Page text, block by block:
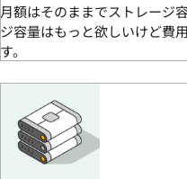
月額はそのままでストレージ
ジ容量はもっと欲しいけど費
す。